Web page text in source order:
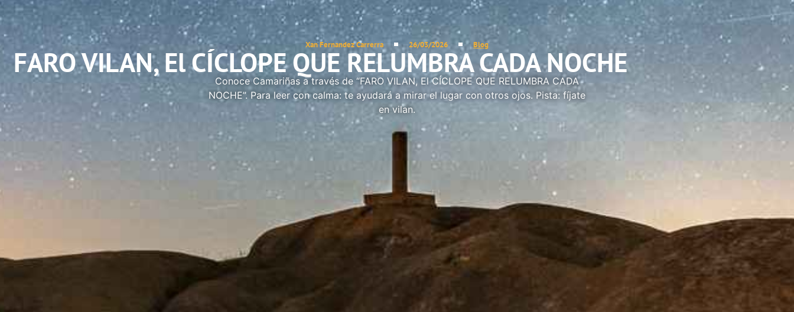
Xan Fernandez Carrerra 26/03/2026 Blog
FARO VILAN, El CÍCLOPE QUE RELUMBRA CADA NOCHE
Conoce Camariñas a través de “FARO VILAN, El CÍCLOPE QUE RELUMBRA CADA
NOCHE”. Para leer con calma: te ayudará a mirar el lugar con otros ojos. Pista: fíjate
en vilan.